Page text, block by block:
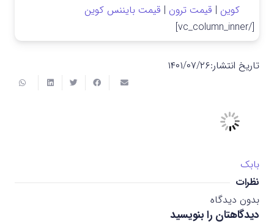
کوین | قیمت ترون | قیمت بایننس کوین
[/vc_column_inner]
تاریخ انتشار:۱۴۰۱/۰۷/۲۶
بابک
نظرات
بدون دیدگاه
دیدگاهتان را بنویسید